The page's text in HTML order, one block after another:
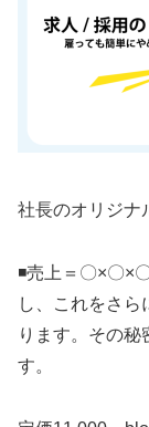
社長のオリジナ
◾️売上＝〇×〇×
し、これをさ
ります。その秘
す。